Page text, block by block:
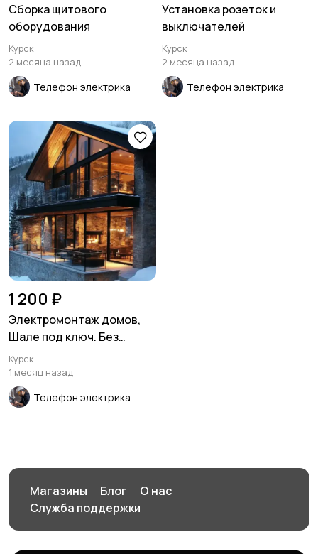
Сборка щитового
оборудования
Курск
2 месяца назад
Телефон электрика
Установка розеток и
выключателей
Курск
2 месяца назад
Телефон электрика
1 200 ₽
Электромонтаж домов,
Шале под ключ. Без
посредников.
Курск
1 месяц назад
Телефон электрика
Магазины Блог
О нас
Служба поддержки